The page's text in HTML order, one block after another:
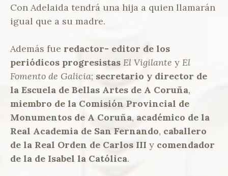
Con Adelaida tendrá una hija a quien llamarán
igual que a su madre.
Además fue redactor- editor de los
periódicos progresistas El Vigilante y El
Fomento de Galicia; secretario y director de
la Escuela de Bellas Artes de A Coruña,
miembro de la Comisión Provincial de
Monumentos de A Coruña, académico de la
Real Academia de San Fernando, caballero
de la Real Orden de Carlos III y comendador
de la de Isabel la Católica.